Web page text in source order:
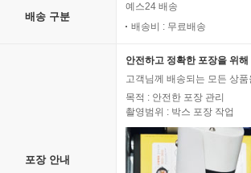
배송 구분
예스24 배송
배송비 : 무료배송
포장 안내
안전하고 정확한 포장을 위
고객님께 배송되는 모든 상
목적 : 안전한 포장 관리
촬영범위 : 박스 포장 작업